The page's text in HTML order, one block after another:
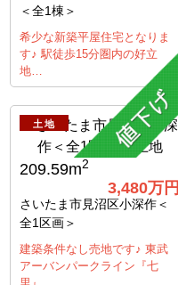
＜全1棟＞
希少な新築平屋住宅となりま
す♪ 駅徒歩15分圏内の好立
地…
土地
209.59m2
3,480万円
さいたま市見沼区小深作＜
全1区画＞
建築条件なし売地です♪ 東武
アーバンパークライン『七